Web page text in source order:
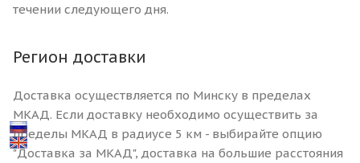
течении следующего дня.
Регион доставки
Доставка осуществляется по Минску в пределах
МКАД. Если доставку необходимо осуществить за
пределы МКАД в радиусе 5 км - выбирайте опцию
"Доставка за МКАД", доставка на большие расстояния